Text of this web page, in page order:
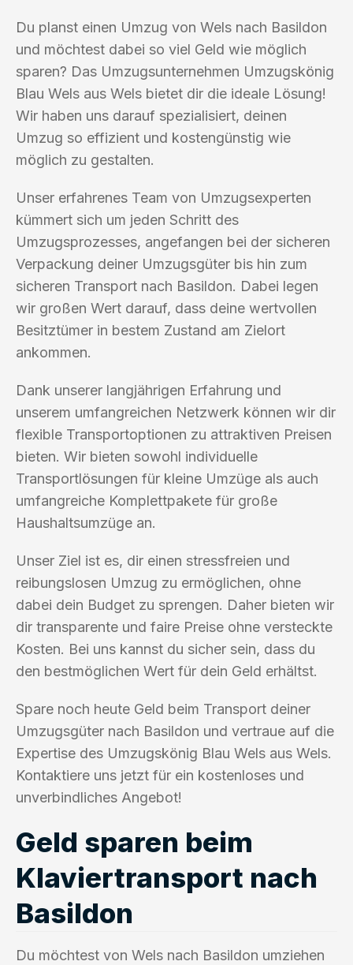
Du planst einen Umzug von Wels nach Basildon
und möchtest dabei so viel Geld wie möglich
sparen? Das Umzugsunternehmen Umzugskönig
Blau Wels aus Wels bietet dir die ideale Lösung!
Wir haben uns darauf spezialisiert, deinen
Umzug so effizient und kostengünstig wie
möglich zu gestalten.
Unser erfahrenes Team von Umzugsexperten
kümmert sich um jeden Schritt des
Umzugsprozesses, angefangen bei der sicheren
Verpackung deiner Umzugsgüter bis hin zum
sicheren Transport nach Basildon. Dabei legen
wir großen Wert darauf, dass deine wertvollen
Besitztümer in bestem Zustand am Zielort
ankommen.
Dank unserer langjährigen Erfahrung und
unserem umfangreichen Netzwerk können wir dir
flexible Transportoptionen zu attraktiven Preisen
bieten. Wir bieten sowohl individuelle
Transportlösungen für kleine Umzüge als auch
umfangreiche Komplettpakete für große
Haushaltsumzüge an.
Unser Ziel ist es, dir einen stressfreien und
reibungslosen Umzug zu ermöglichen, ohne
dabei dein Budget zu sprengen. Daher bieten wir
dir transparente und faire Preise ohne versteckte
Kosten. Bei uns kannst du sicher sein, dass du
den bestmöglichen Wert für dein Geld erhältst.
Spare noch heute Geld beim Transport deiner
Umzugsgüter nach Basildon und vertraue auf die
Expertise des Umzugskönig Blau Wels aus Wels.
Kontaktiere uns jetzt für ein kostenloses und
unverbindliches Angebot!
Geld sparen beim
Klaviertransport nach
Basildon
Du möchtest von Wels nach Basildon umziehen